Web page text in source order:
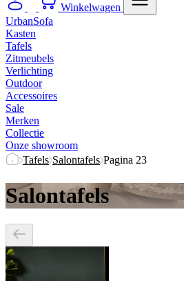
Winkelwagen
UrbanSofa
Kasten
Tafels
Zitmeubels
Verlichting
Outdoor
Accessoires
Sale
Merken
Collectie
Onze showroom
Tafels Salontafels Pagina 23
Salontafels